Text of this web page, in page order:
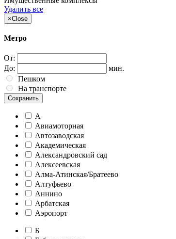
Удалить все
×Close
Метро
От:
До:
мин.
Пешком
На транспорте
Сохранить
А
Авиамоторная
Автозаводская
Академическая
Александровский сад
Алексеевская
Алма-Атинская/Братеево
Алтуфьево
Аннино
Арбатская
Аэропорт
Б